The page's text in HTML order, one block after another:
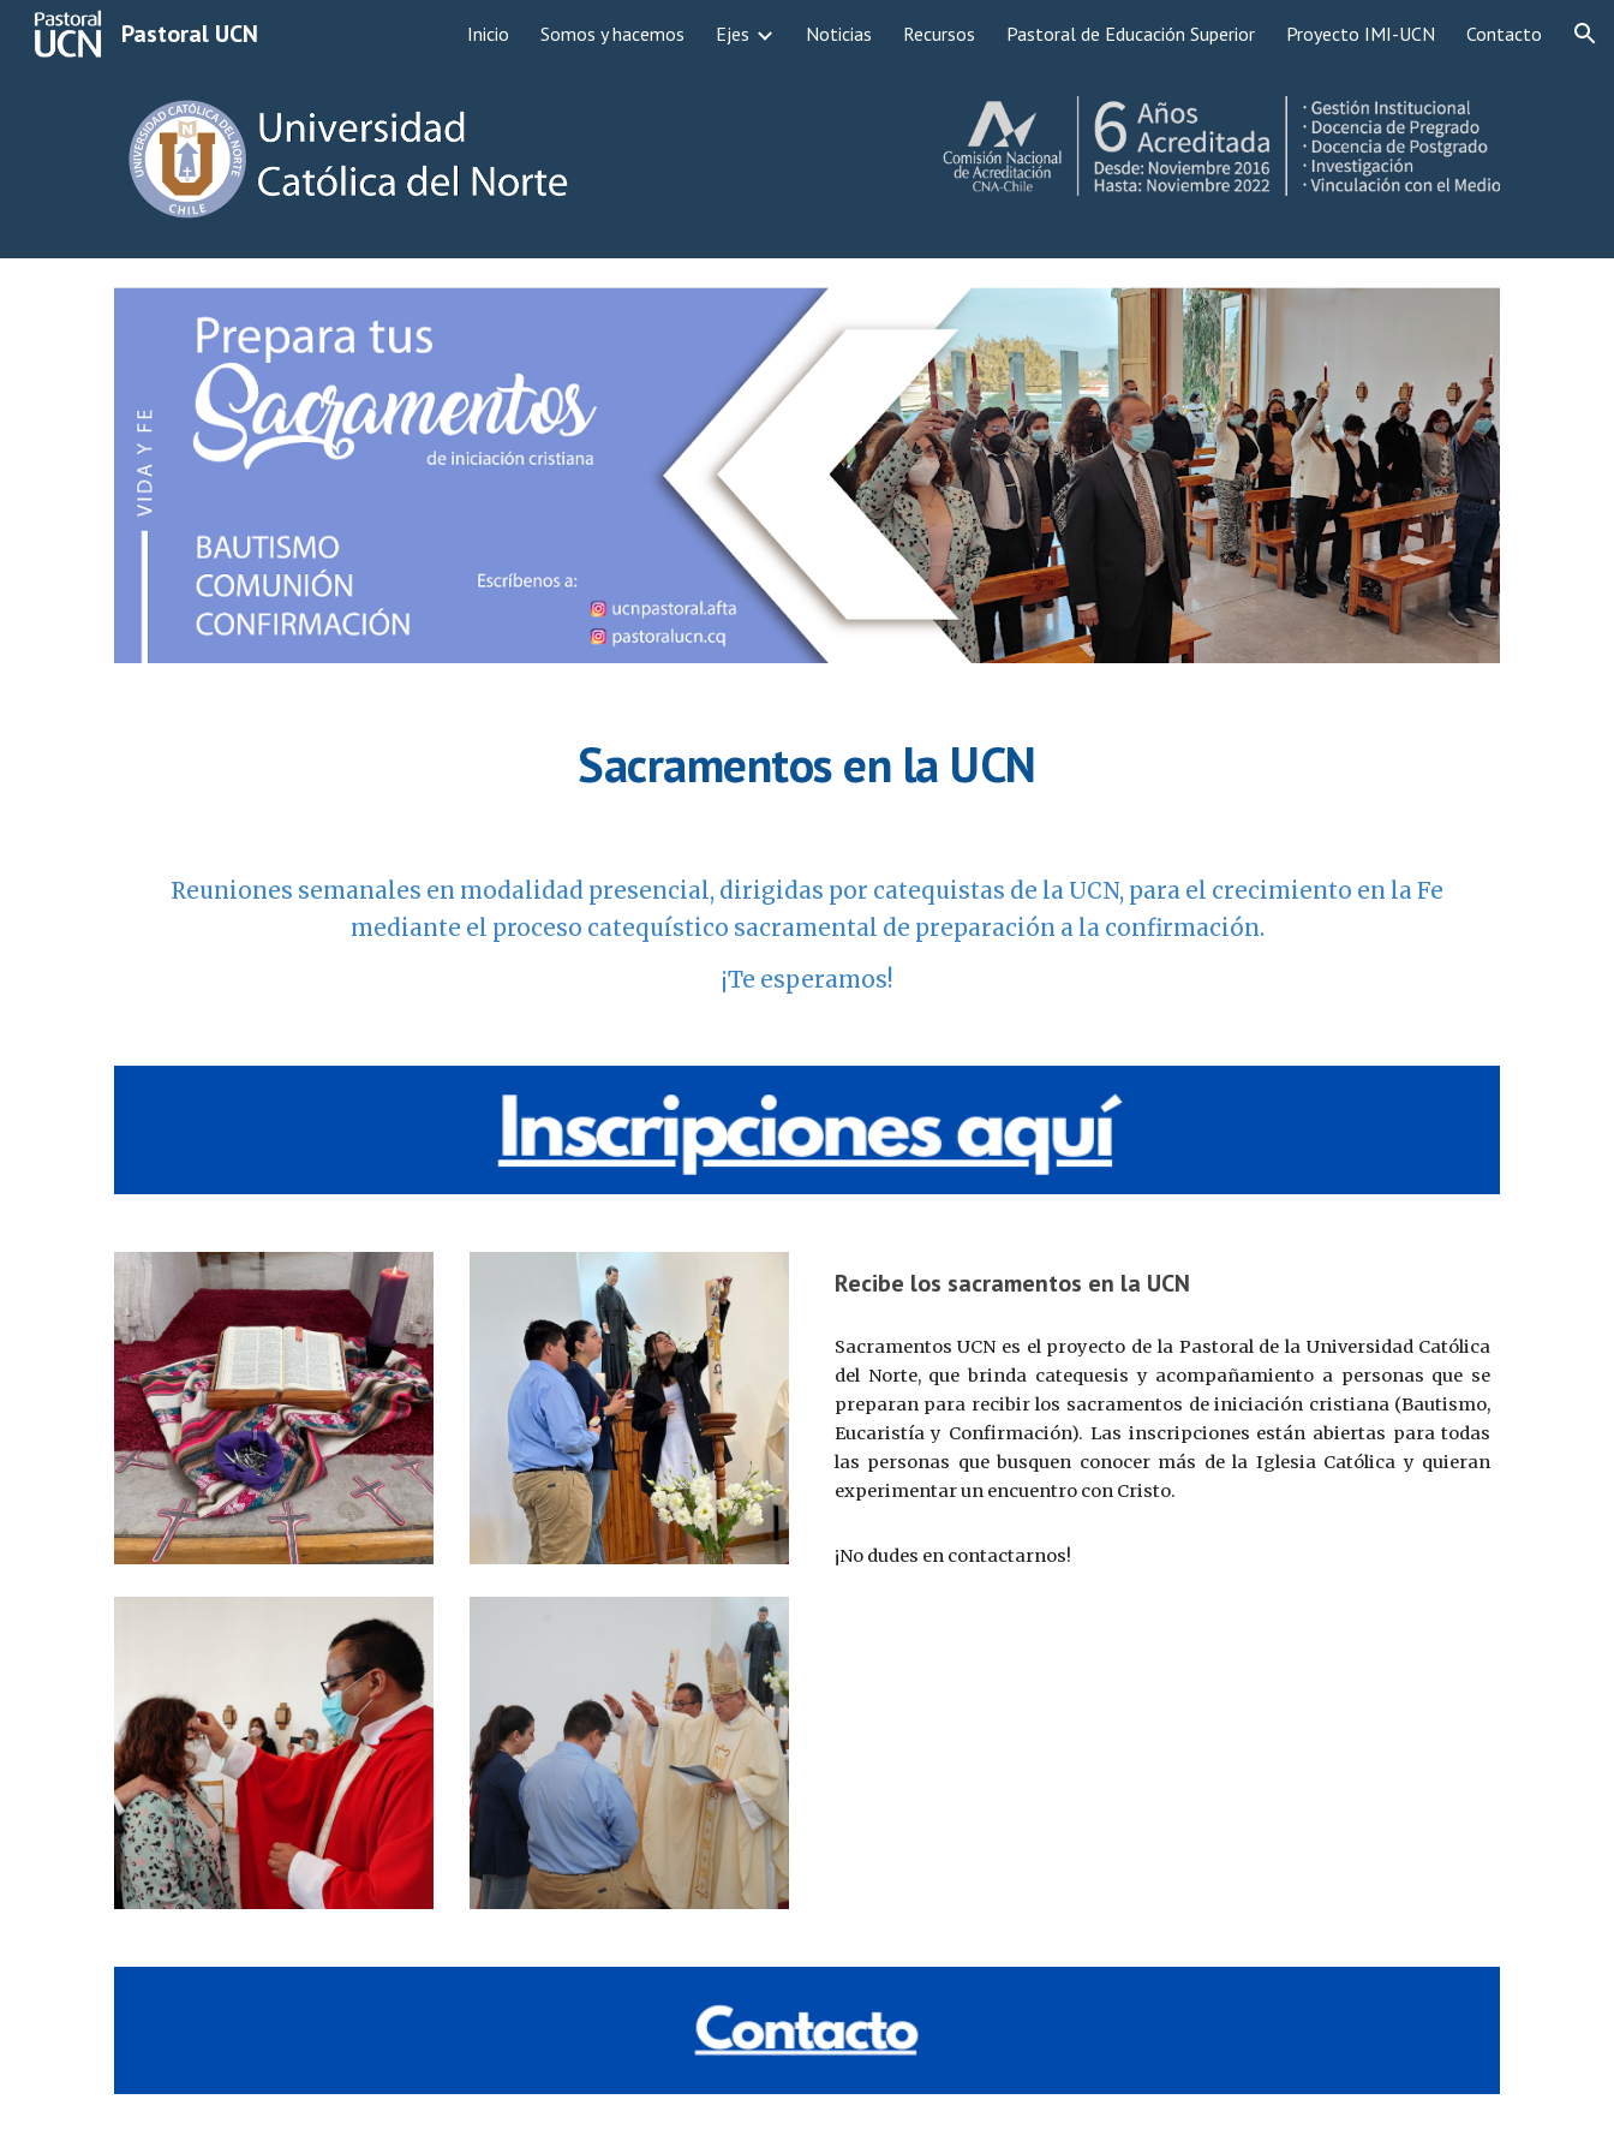
Skip to main content Skip to navigation
Pastoral UCN Inicio Somos y hacemos Ejes Noticias Recursos Pastoral de Educación Superior Proyecto IMI-UCN Contacto
Sacramentos en la UCN
Reuniones semanales en modalidad presencial, dirigidas por catequistas de la UCN, para el crecimiento en la Fe
mediante el proceso catequístico sacramental de preparación a la confirmación.
¡Te esperamos!
Recibe los sacramentos en la UCN
Sacramentos UCN es el proyecto de la Pastoral de la Universidad Católica
del Norte, que brinda catequesis y acompañamiento a personas que se
preparan para recibir los sacramentos de iniciación cristiana (Bautismo,
Eucaristía y Confirmación). Las inscripciones están abiertas para todas
las personas que busquen conocer más de la Iglesia Católica y quieran
experimentar un encuentro con Cristo.
¡No dudes en contactarnos!